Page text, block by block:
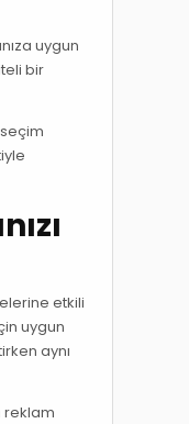
uygun
bir
etkili
uygun
aynı
reklam